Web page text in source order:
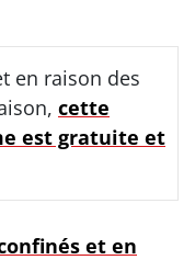
en raison des
cette
est gratuite et
et en